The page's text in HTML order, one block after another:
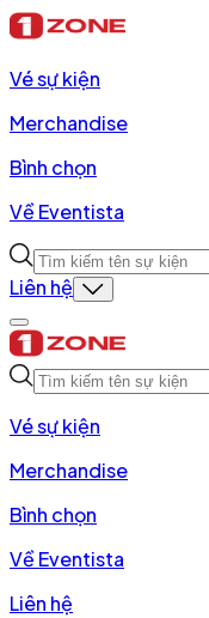
Vé sự kiện
Merchandise
Bình chọn
Về Eventista
Liên hệ
Vé sự kiện
Merchandise
Bình chọn
Về Eventista
Liên hệ